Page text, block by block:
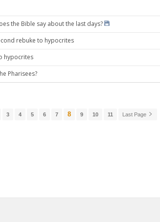
the Bible say about the last days?
rebuke to hypocrites
hypocrites
Pharisees?
3 4 5 6 7 8 9 10 11 Last Page